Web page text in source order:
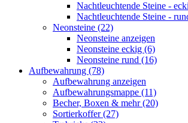
Nachtleuchtende Steine -
Nachtleuchtende Steine -
Neonsteine (22)
Neonsteine anzeigen
Neonsteine eckig (6)
Neonsteine rund (16)
Aufbewahrung (78)
Aufbewahrung anzeigen
Aufbewahrungsmappe (11)
Becher, Boxen & mehr (20)
Sortierkoffer (27)